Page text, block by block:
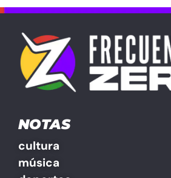
NOTAS
cultura
música